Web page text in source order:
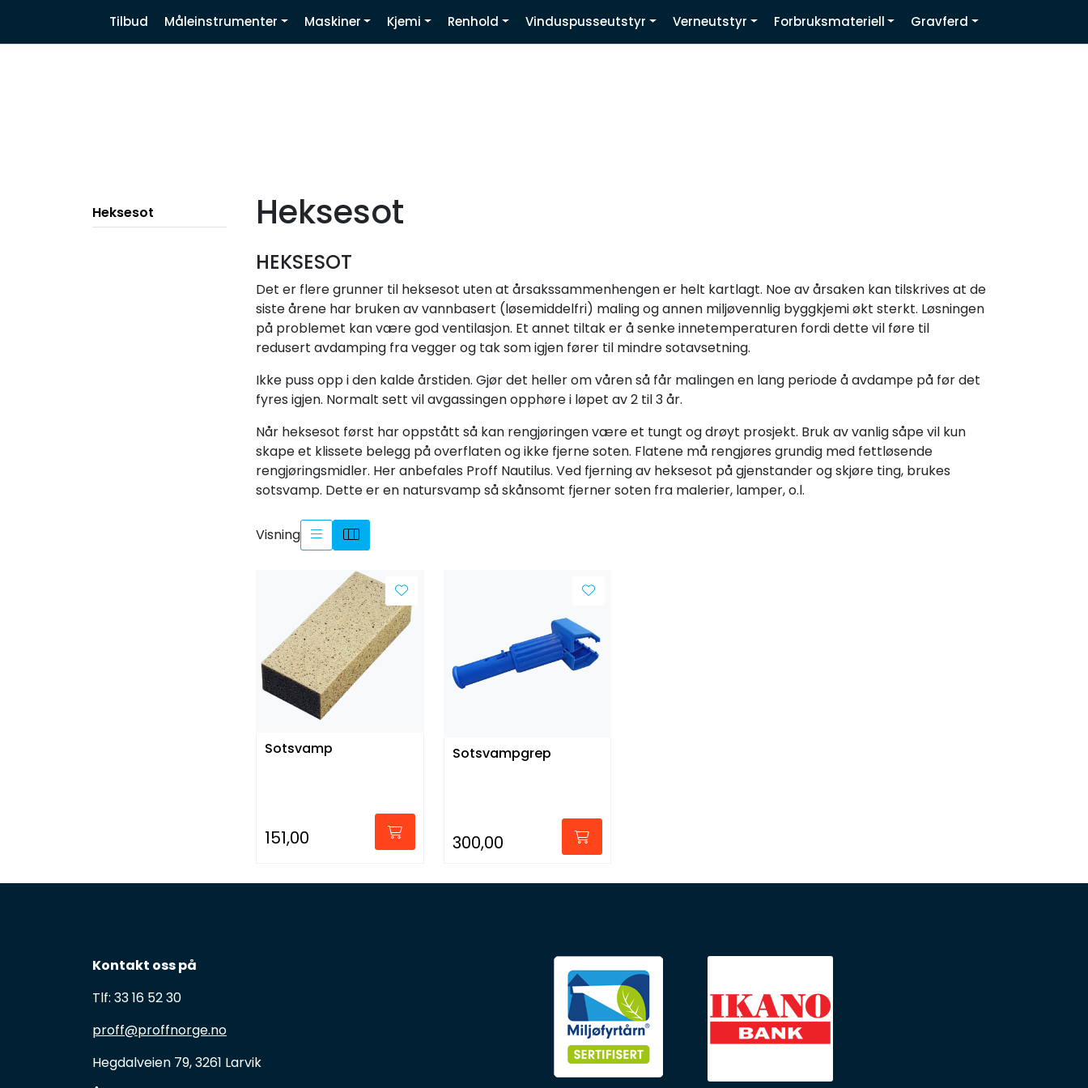
Nyhetsbrev | Facebook | Linkedin | Youtube Infosenter Favoritter Logg inn
Tilbud Måleinstrumenter Maskiner Kjemi Renhold Vinduspusseutstyr Verneutstyr Forbruksmateriell Gravferd
Heksesot Heksesot
HEKSESOT
Det er flere grunner til heksesot uten at årsakssammenhengen er helt kartlagt. Noe av årsaken kan tilskrives at de
siste årene har bruken av vannbasert (løsemiddelfri) maling og annen miljøvennlig byggkjemi økt sterkt. Løsningen
på problemet kan være god ventilasjon. Et annet tiltak er å senke innetemperaturen fordi dette vil føre til
redusert avdamping fra vegger og tak som igjen fører til mindre sotavsetning.
Ikke puss opp i den kalde årstiden. Gjør det heller om våren så får malingen en lang periode å avdampe på før det
fyres igjen. Normalt sett vil avgassingen opphøre i løpet av 2 til 3 år.
Når heksesot først har oppstått så kan rengjøringen være et tungt og drøyt prosjekt. Bruk av vanlig såpe vil kun
skape et klissete belegg på overflaten og ikke fjerne soten. Flatene må rengjøres grundig med fettløsende
rengjøringsmidler. Her anbefales Proff Nautilus. Ved fjerning av heksesot på gjenstander og skjøre ting, brukes
sotsvamp. Dette er en natursvamp så skånsomt fjerner soten fra malerier, lamper, o.l.
Visning
Sotsvamp
151,00
Sotsvampgrep
300,00
Kontakt oss på
Tlf: 33 16 52 30
proff@proffnorge.no
Hegdalveien 79, 3261 Larvik